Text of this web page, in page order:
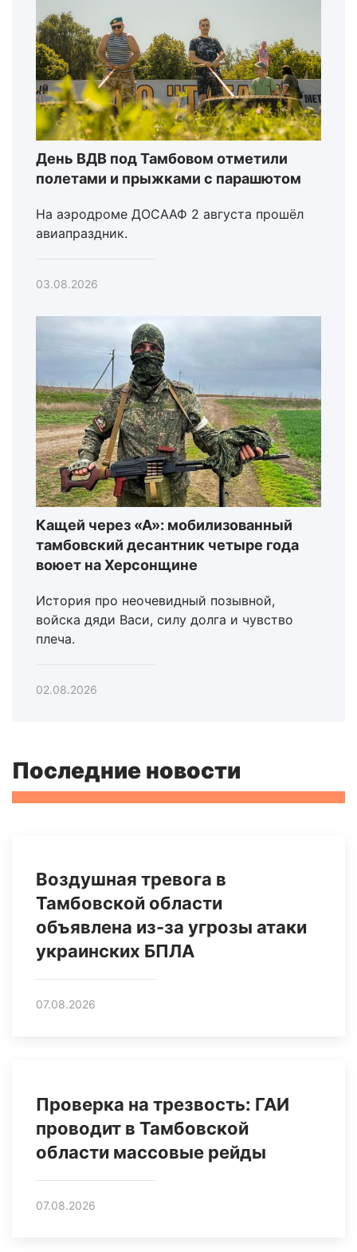
День ВДВ под Тамбовом отметили
полетами и прыжками с парашютом
На аэродроме ДОСААФ 2 августа прошёл
авиапраздник.
03.08.2026
Кащей через «А»: мобилизованный
тамбовский десантник четыре года
воюет на Херсонщине
История про неочевидный позывной,
войска дяди Васи, силу долга и чувство
плеча.
02.08.2026
Последние новости
Воздушная тревога в
Тамбовской области
объявлена из-за угрозы атаки
украинских БПЛА
07.08.2026
Проверка на трезвость: ГАИ
проводит в Тамбовской
области массовые рейды
07.08.2026